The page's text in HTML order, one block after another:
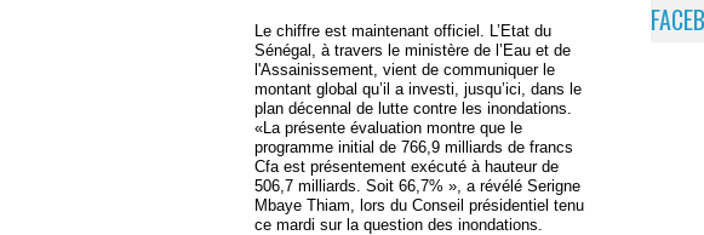
Le chiffre est maintenant officiel. L’Etat du
Sénégal, à travers le ministère de l’Eau et de
l'Assainissement, vient de communiquer le
montant global qu’il a investi, jusqu’ici, dans le
plan décennal de lutte contre les inondations.
«La présente évaluation montre que le
programme initial de 766,9 milliards de francs
Cfa est présentement exécuté à hauteur de
506,7 milliards. Soit 66,7% », a révélé Serigne
Mbaye Thiam, lors du Conseil présidentiel tenu
ce mardi sur la question des inondations.